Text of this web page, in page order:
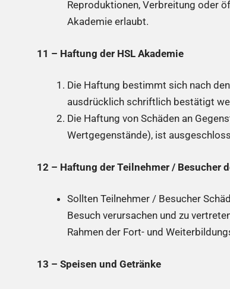
Reproduktionen, Verbreitung oder
Akademie erlaubt.
11 – Haftung der HSL Akademie
Die Haftung bestimmt sich nach
ausdrücklich schriftlich bestätigt
Die Haftung von Schäden an
Wertgegenstände), ist
12 – Haftung der Teilnehmer / Besucher
Sollten Teilnehmer / Besucher
Besuch verursachen und zu
Rahmen der Fort- und
13 – Speisen und Getränke